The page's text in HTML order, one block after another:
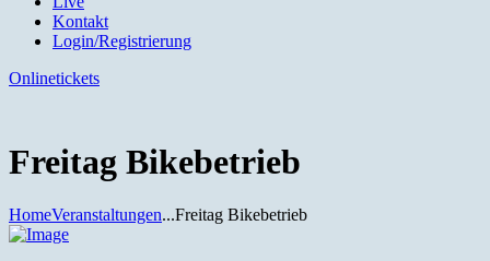
Kontakt
Login/Registrierung
Onlinetickets
Freitag Bikebetrieb
HomeVeranstaltungen...Freitag Bikebetrieb